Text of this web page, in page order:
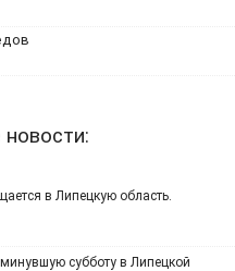
в Липецкую область.
субботу в Липецкой